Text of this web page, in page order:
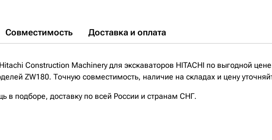
Совместимость Доставка и оплата
Construction Machinery для экскаваторов HITACHI по выгодной
ZW180. Точную совместимость, наличие на складах и цену
в подборе, доставку по всей России и странам СНГ.